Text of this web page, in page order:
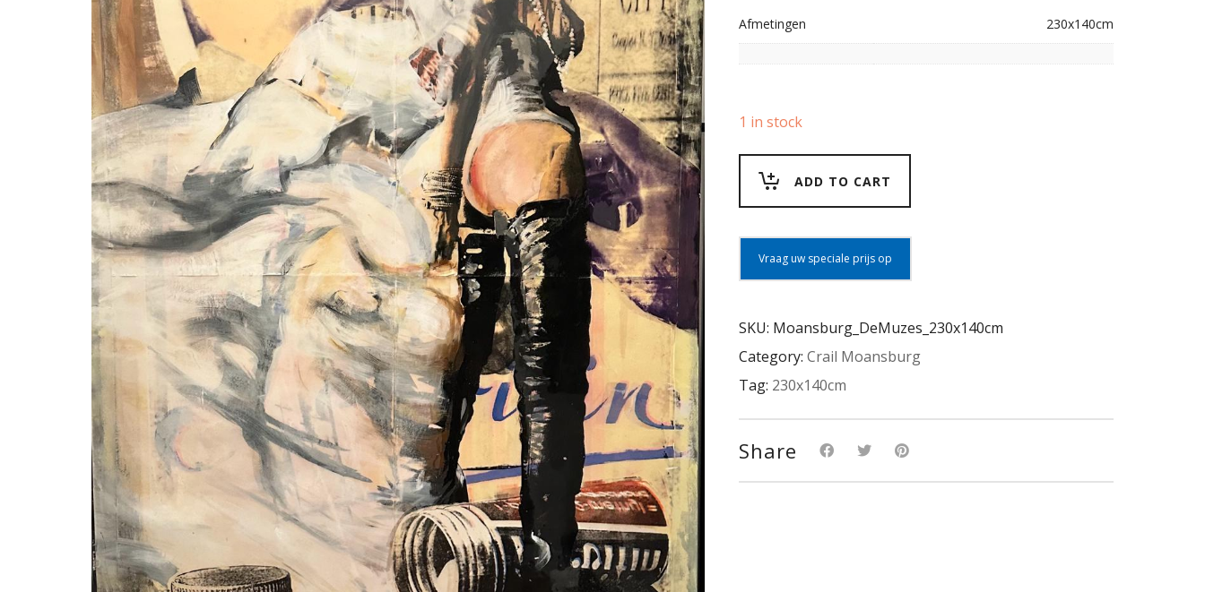
Afmetingen 230x140cm
1 in stock
ADD TO CART
Vraag uw speciale prijs op
SKU: Moansburg_DeMuzes_230x140cm
Category: Crail Moansburg
Tag: 230x140cm
Share